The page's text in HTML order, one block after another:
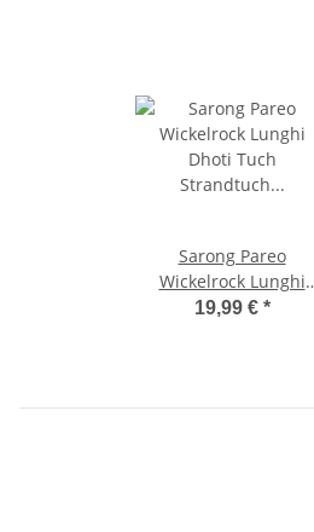
Sarong Pareo
Wickelrock Lunghi
Dhoti Tuch Strandtuch
19,99 € *